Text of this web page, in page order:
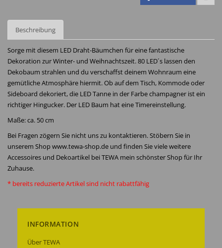
Beschreibung
Sorge mit diesem LED Draht-Bäumchen für eine fantastische
Dekoration zur Winter- und Weihnachtszeit. 80 LED´s lassen den
Dekobaum strahlen und du verschaffst deinem Wohnraum eine
gemütliche Atmosphäre hiermit. Ob auf dem Tisch, Kommode oder
Sideboard dekoriert, die LED Tanne in der Farbe champagner ist ein
richtiger Hingucker. Der LED Baum hat eine Timereinstellung.
Maße: ca. 50 cm
Bei Fragen zögern Sie nicht uns zu kontaktieren. Stöbern Sie in
unserem Shop www.tewa-shop.de und finden Sie viele weitere
Accessoires und Dekoartikel bei TEWA mein schönster Shop für Ihr
Zuhause.
* bereits reduzierte Artikel sind nicht rabattfähig
INFORMATION
Über TEWA